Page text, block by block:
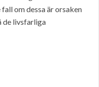
om dessa är orsaken
de livsfarliga